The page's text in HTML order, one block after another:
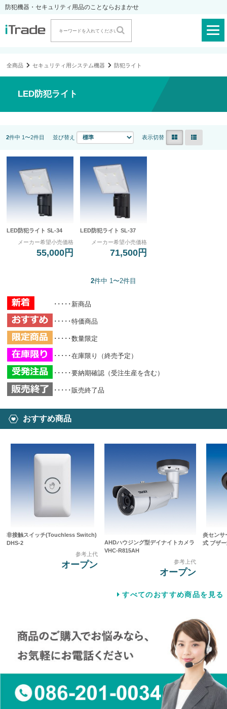
防犯機器・セキュリティ用品のことならおまかせ
全商品 セキュリティ用システム機器 防犯ライト
LED防犯ライト
2件中 1〜2件目 並び替え 表示切替
LED防犯ライト SL-34
メーカー希望小売価格
55,000円
LED防犯ライト SL-37
メーカー希望小売価格
71,500円
2件中 1〜2件目
･････新商品
･････特価商品
･････数量限定
･････在庫限り（終売予定）
･････要納期確認（受注生産を含む）
･････販売終了品
おすすめ商品
非接触スイッチ(Touchless Switch)
DHS-2
参考上代
オープン
AHDハウジング型デイナイトカメラ
VHC-R815AH
参考上代
オープン
炎セン
式 ブザ
すべてのおすすめ商品を見る